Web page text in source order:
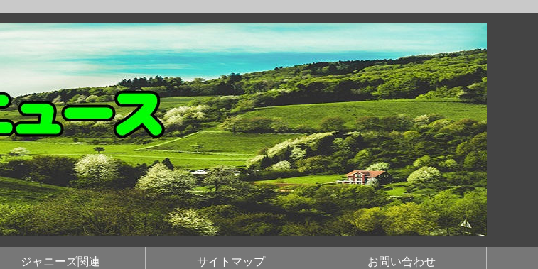
ジャニーズ関連 サイトマップ お問い合わせ